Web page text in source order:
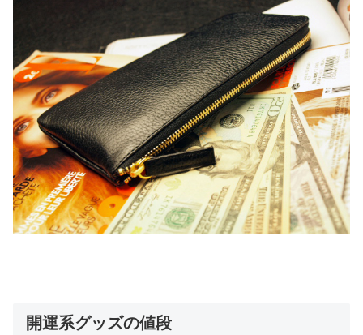
開運系グッズの値段